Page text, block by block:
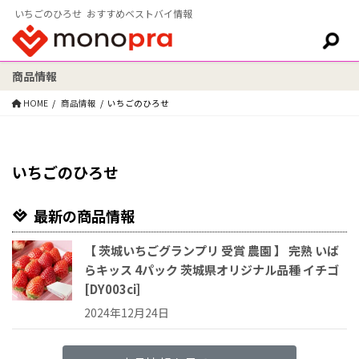
いちごのひろせ おすすめベストバイ情報
検索:
商品情報
HOME 商品情報 いちごのひろせ
いちごのひろせ
最新の商品情報
【 茨城いちごグランプリ 受賞 農園 】 完熟 いば
らキッス 4パック 茨城県オリジナル品種 イチゴ
[DY003ci]
2024年12月24日